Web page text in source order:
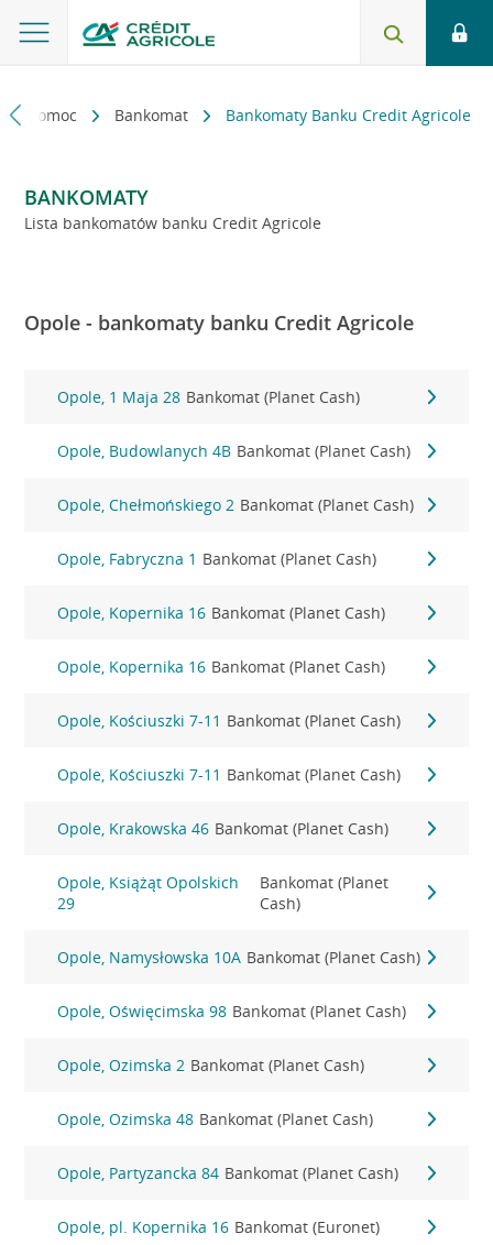
i pomoc Bankomat Bankomaty Banku Credit Agricole
BANKOMATY
Lista bankomatów banku Credit Agricole
Opole - bankomaty banku Credit Agricole
Opole, 1 Maja 28 Bankomat (Planet Cash)
Opole, Budowlanych 4B Bankomat (Planet Cash)
Opole, Chełmońskiego 2 Bankomat (Planet Cash)
Opole, Fabryczna 1 Bankomat (Planet Cash)
Opole, Kopernika 16 Bankomat (Planet Cash)
Opole, Kopernika 16 Bankomat (Planet Cash)
Opole, Kościuszki 7-11 Bankomat (Planet Cash)
Opole, Kościuszki 7-11 Bankomat (Planet Cash)
Opole, Krakowska 46 Bankomat (Planet Cash)
Opole, Książąt Opolskich
29
Bankomat (Planet
Cash)
Opole, Namysłowska 10A Bankomat (Planet Cash)
Opole, Oświęcimska 98 Bankomat (Planet Cash)
Opole, Ozimska 2 Bankomat (Planet Cash)
Opole, Ozimska 48 Bankomat (Planet Cash)
Opole, Partyzancka 84 Bankomat (Planet Cash)
Opole, pl. Kopernika 16 Bankomat (Euronet)